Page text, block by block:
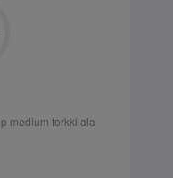
medium torkki ala